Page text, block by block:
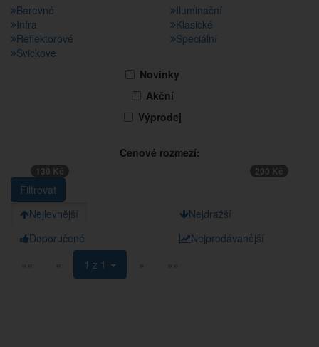
Barevné
Iluminační
Infra
Klasické
Reflektorové
Speciální
Svickove
Novinky
Akční
Výprodej
Cenové rozmezí:
130 Kč 200 Kč
Nejlevnější
Nejdražší
Doporučené
Nejprodávanější
««
« 1 z 1 » »»